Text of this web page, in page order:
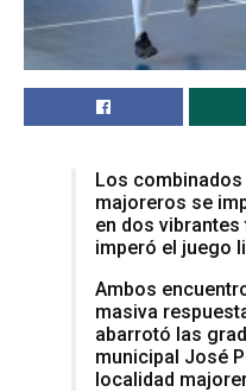
Los
majoreros se
en dos
imperó el juego
Ambos
masiva
abarrotó las
municipal José
localidad